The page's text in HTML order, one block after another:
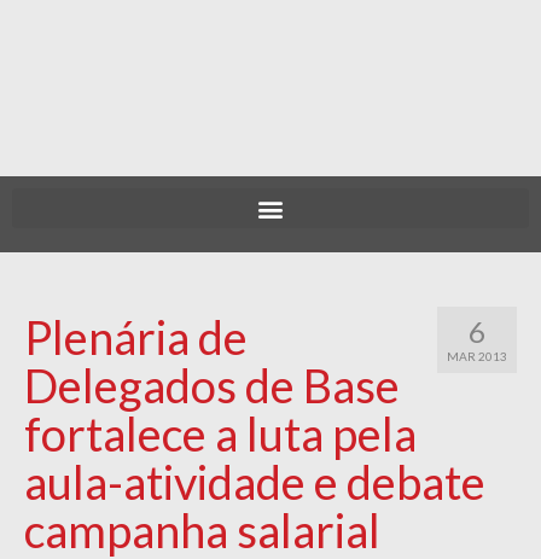
6
MAR 2013
Plenária de
Delegados de Base
fortalece a luta pela
aula-atividade e debate
campanha salarial